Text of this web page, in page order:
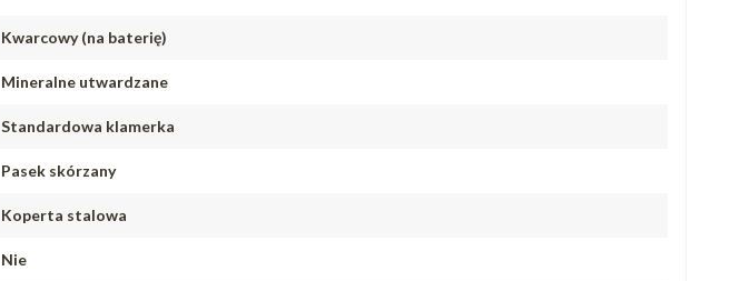
Kwarcowy (na baterię)
Mineralne utwardzane
Standardowa klamerka
Pasek skórzany
Koperta stalowa
Nie